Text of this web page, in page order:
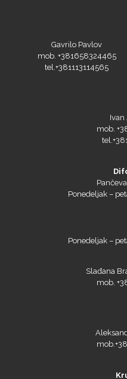
Gavrilo Pavlov
mob. +381658324465
tel.+381113114565
Ivan
mob.
Ponedeljak –
Ponedeljak –
Slađana
mob.